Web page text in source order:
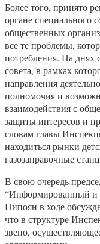
Более того, принято
органе специального
общественных
все те проблемы,
потребления. На днях
совета, в рамках
направления
полномочия и
взаимодействия с
защиты интересов и
словам главы
находиться рынки
газозаправочные
В свою очередь
“Информированный и
Пипоян в ходе
что в структуре
звено,